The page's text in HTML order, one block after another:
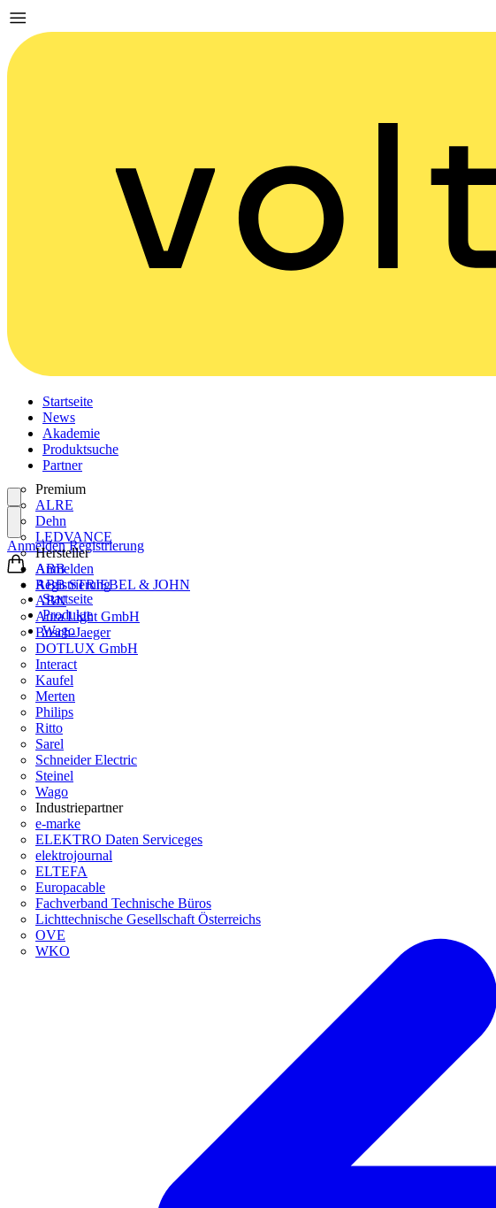
Startseite
News
Akademie
Produktsuche
Partner
Premium
ALRE
Dehn
LEDVANCE
Hersteller
ABB
ABB STRIEBEL & JOHN
ABN
Aura Light GmbH
Busch-Jaeger
DOTLUX GmbH
Interact
Kaufel
Merten
Philips
Ritto
Sarel
Schneider Electric
Steinel
Wago
Industriepartner
e-marke
ELEKTRO Daten Serviceges
elektrojournal
ELTEFA
Europacable
Fachverband Technische Büros
Lichttechnische Gesellschaft Österreichs
OVE
WKO
Anmelden
Registrierung
Anmelden Registrierung
Startseite
Produkte
Wago